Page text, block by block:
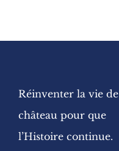
Réinventer la vie de
château pour que
l’Histoire continue.